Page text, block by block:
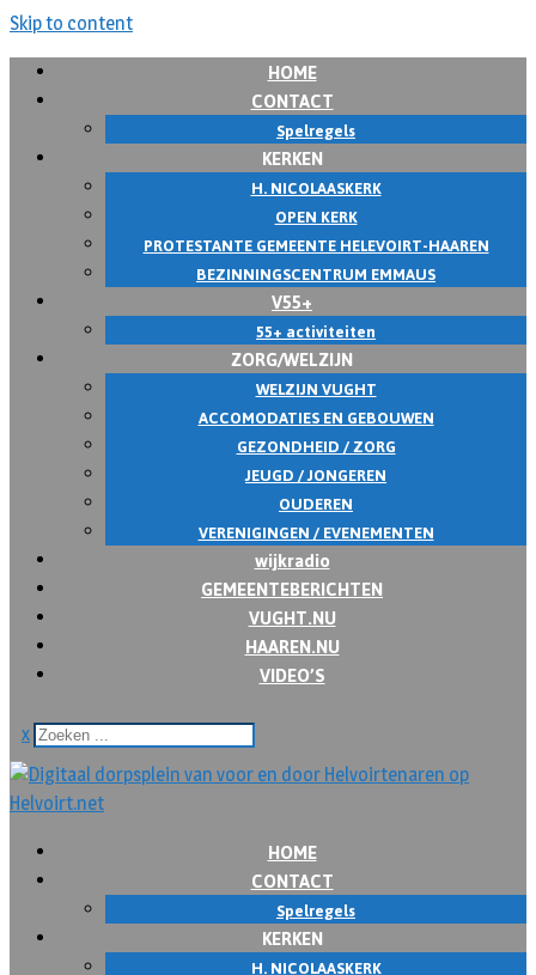
Skip to content
HOME
CONTACT
Spelregels
KERKEN
H. NICOLAASKERK
OPEN KERK
PROTESTANTE GEMEENTE HELEVOIRT-HAAREN
BEZINNINGSCENTRUM EMMAUS
V55+
55+ activiteiten
ZORG/WELZIJN
WELZIJN VUGHT
ACCOMODATIES EN GEBOUWEN
GEZONDHEID / ZORG
JEUGD / JONGEREN
OUDEREN
VERENIGINGEN / EVENEMENTEN
wijkradio
GEMEENTEBERICHTEN
VUGHT.NU
HAAREN.NU
VIDEO’S
x
HOME
CONTACT
Spelregels
KERKEN
H. NICOLAASKERK